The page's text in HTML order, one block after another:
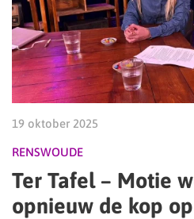
19 oktober 2025
RENSWOUDE
Ter Tafel – Motie
opnieuw de kop